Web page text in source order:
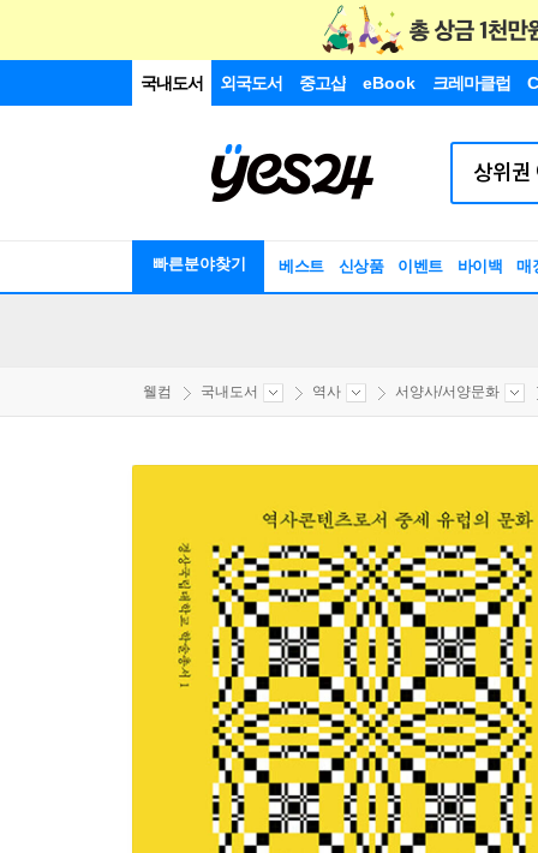
국내도서 외국도서 중고샵 eBook 크레마클럽
빠른분야찾기 베스트 신상품 이벤트 바이백 매
웰컴 국내도서 역사 서양사/서양문화